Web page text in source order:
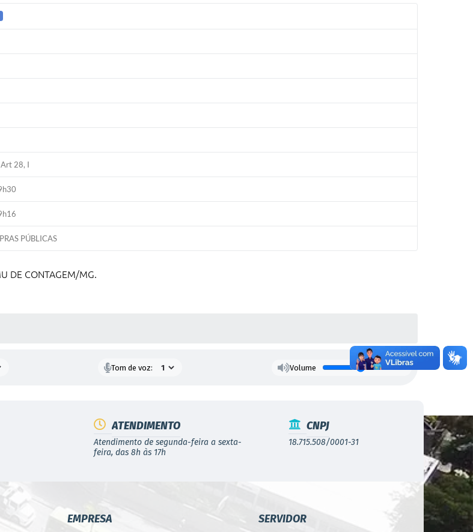
28, I
PÚBLICAS
DE CONTAGEM/MG.
Tom de voz: Volume
ATENDIMENTO
Atendimento de segunda-feira a sexta-
feira, das 8h às 17h
CNPJ
18.715.508/0001-31
EMPRESA SERVIDOR